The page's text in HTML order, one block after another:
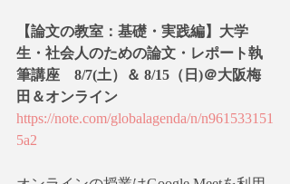
【論文の教室：基礎・実践編】大学
生・社会人のための論文・レポート執
筆講座　8/7(土）＆ 8/15（日)＠大阪梅
田＆オンライン
https://note.com/globalagenda/n/n961533151
5a2